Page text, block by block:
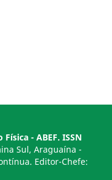
- ABEF. ISSN
Sul, Araguaína -
Editor-Chefe: